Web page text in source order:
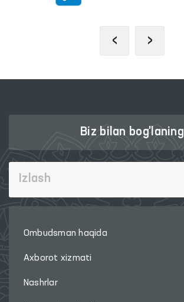
‹ ›
Biz bilan bog'laning
Ombudsman haqida
Axborot xizmati
Nashrlar